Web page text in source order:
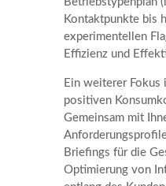
Kontaktpunkte bis
experimentellen
Effizienz und
Ein weiterer
positiven
Gemeinsam mit
Briefings für die
Optimierung von